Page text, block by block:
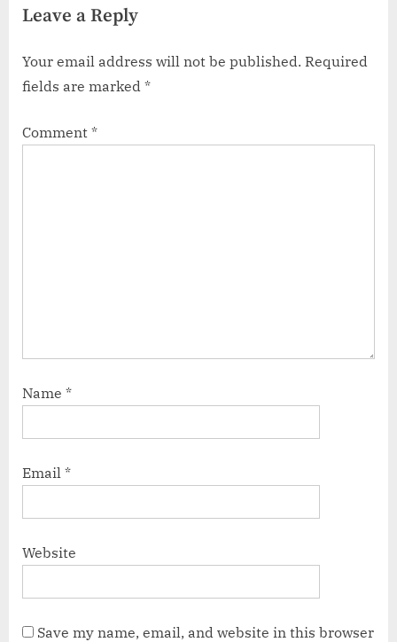
गाइड
Leave a Reply
Your email address will not be published. Required
fields are marked *
Comment *
Name *
Email *
Website
Save my name, email, and website in this browser